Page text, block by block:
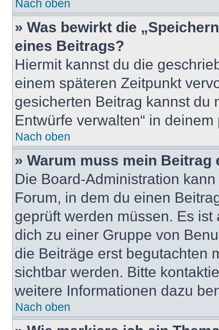
Nach oben
» Was bewirkt die
eines Beitrags?
Hiermit kannst du die
einem späteren Zeitpunkt
gesicherten Beitrag kannst du
Entwürfe verwalten“ in
Nach oben
» Warum muss mein
Die Board-Administration
Forum, in dem du einen
geprüft werden müssen. Es
dich zu einer Gruppe von
die Beiträge erst begutachten
sichtbar werden. Bitte
weitere Informationen dazu
Nach oben